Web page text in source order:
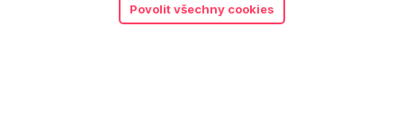
Související produkty
Povolit všechny cookies